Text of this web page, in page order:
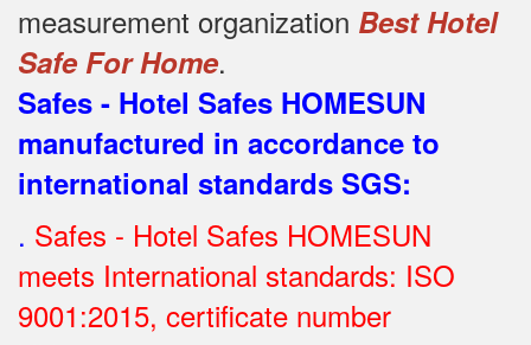
measurement organization Best Hotel
Safe For Home.
Safes - Hotel Safes HOMESUN
manufactured in accordance to
international standards SGS:
. Safes - Hotel Safes HOMESUN
meets International standards: ISO
9001:2015, certificate number